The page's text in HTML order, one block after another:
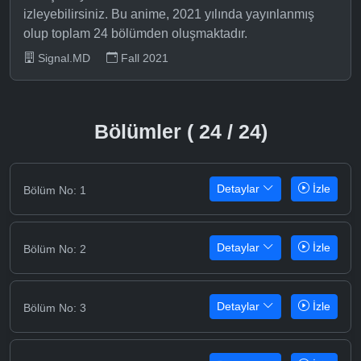
izleyebilirsiniz. Bu anime, 2021 yılında yayınlanmış
olup toplam 24 bölümden oluşmaktadır.
Signal.MD Fall 2021
Bölümler ( 24 / 24)
Bölüm No: 1 Detaylar İzle
Bölüm No: 2 Detaylar İzle
Bölüm No: 3 Detaylar İzle